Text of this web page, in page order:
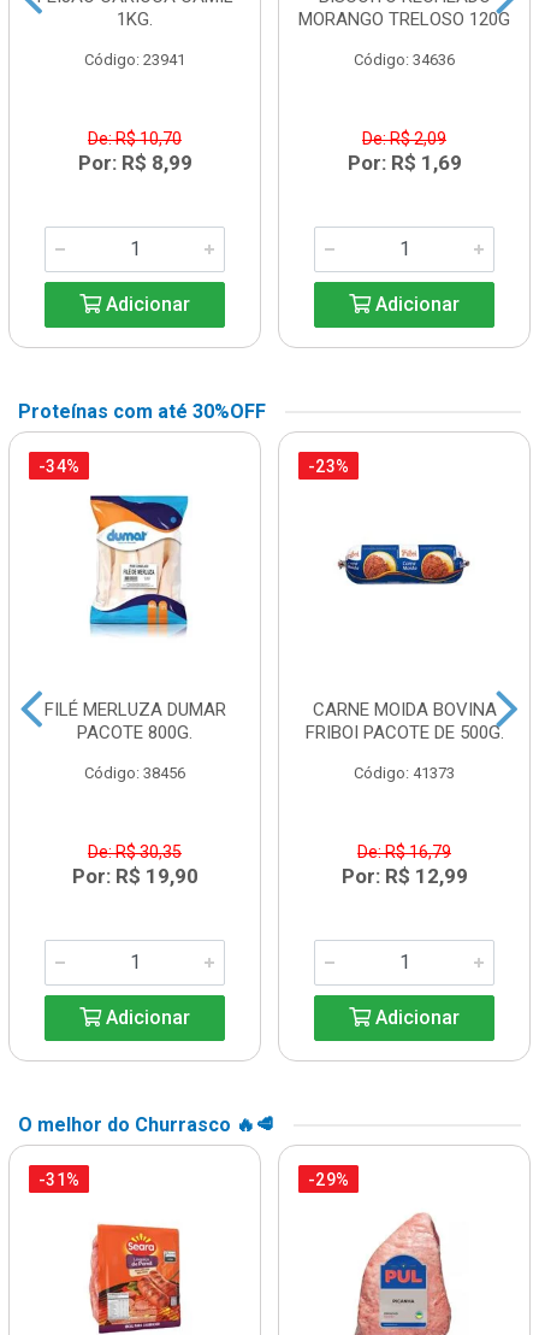
1KG.
Código: 23941
De: R$ 10,70
Por: R$ 8,99
Adicionar
MORANGO TRELOSO 120G
Código: 34636
De: R$ 2,09
Por: R$ 1,69
Adicionar
Proteínas com até 30%OFF
-34%
FILÉ MERLUZA DUMAR
PACOTE 800G.
Código: 38456
De: R$ 30,35
Por: R$ 19,90
Adicionar
-23%
CARNE MOIDA BOVINA
FRIBOI PACOTE DE 500G.
Código: 41373
De: R$ 16,79
Por: R$ 12,99
Adicionar
O melhor do Churrasco 🔥🥩
-31% -29%